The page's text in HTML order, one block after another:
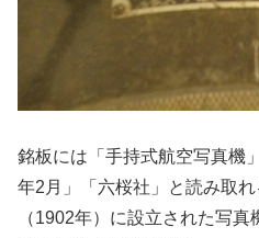
銘板には「手持式航空写真機
年2月」「六桜社」と読み取
（1902年）に設立された写